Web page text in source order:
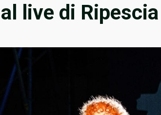
live di Ripescia